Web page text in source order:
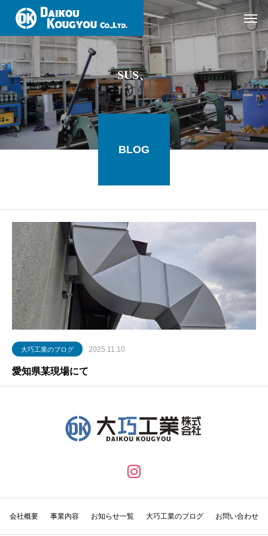
SUS、
BLOG
大巧工業のブログ 2025.11.10
愛知県某現場にて
会社概要 事業内容 お知らせ一覧 大巧工業のブログ お問い合わせ